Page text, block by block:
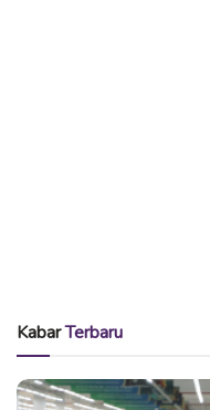
KabarTerbaru